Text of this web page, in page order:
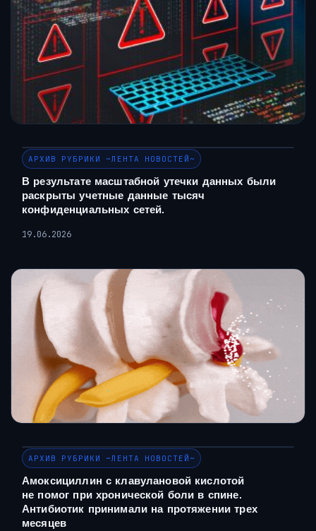
АРХИВ РУБРИКИ ~ЛЕНТА НОВОСТЕЙ~
В результате масштабной утечки данных были
раскрыты учетные данные тысяч
конфиденциальных сетей.
19.06.2026
АРХИВ РУБРИКИ ~ЛЕНТА НОВОСТЕЙ~
Амоксициллин с клавулановой кислотой
не помог при хронической боли в спине.
Антибиотик принимали на протяжении трех
месяцев